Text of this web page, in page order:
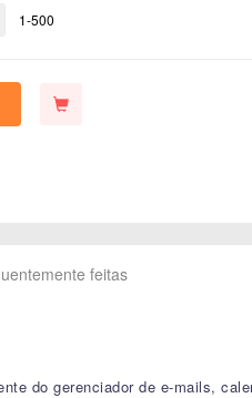
1-500
feitas
do gerenciador de e-mails,